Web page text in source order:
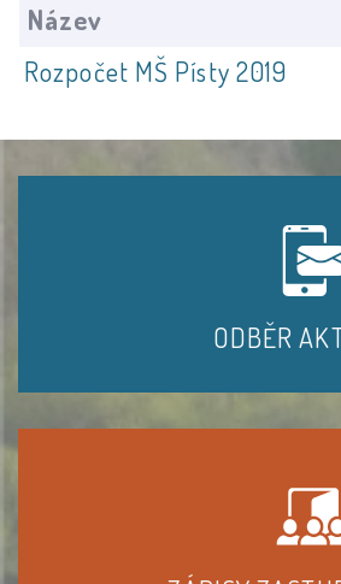
Název
Rozpočet MŠ Písty 2019
ODBĚR